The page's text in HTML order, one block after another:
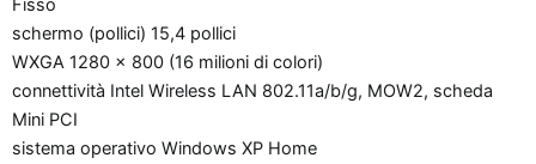
Fisso
schermo (pollici) 15,4 pollici
WXGA 1280 x 800 (16 milioni di colori)
connettività Intel Wireless LAN 802.11a/b/g, MOW2, scheda
Mini PCI
sistema operativo Windows XP Home